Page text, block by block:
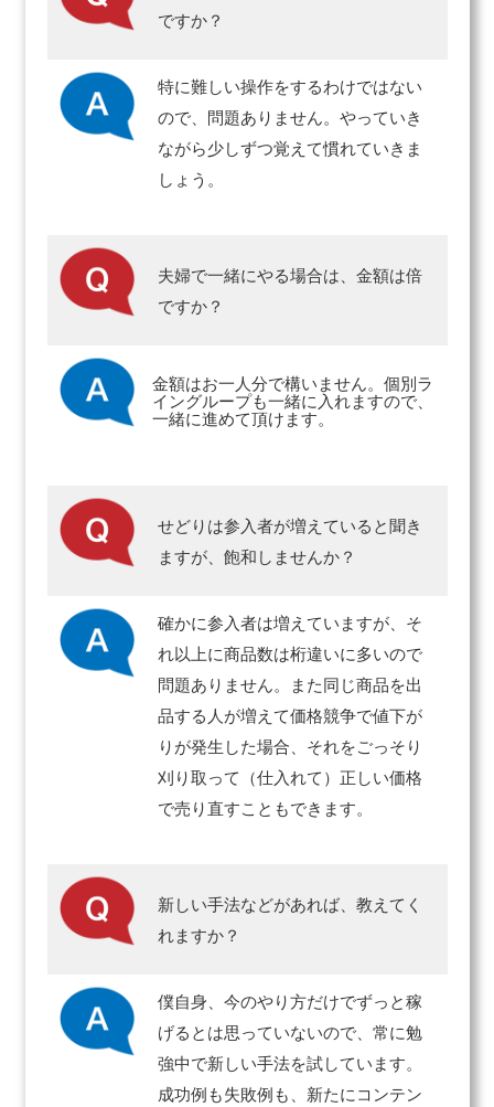
ですか？
特に難しい操作をするわけではない
ので、問題ありません。やっていき
ながら少しずつ覚えて慣れていきま
しょう。
夫婦で一緒にやる場合は、金額は倍
ですか？
金額はお一人分で構いません。個別ラ
イングループも一緒に入れますので、
一緒に進めて頂けます。
せどりは参入者が増えていると聞き
ますが、飽和しませんか？
確かに参入者は増えていますが、そ
れ以上に商品数は桁違いに多いので
問題ありません。また同じ商品を出
品する人が増えて価格競争で値下が
りが発生した場合、それをごっそり
刈り取って（仕入れて）正しい価格
で売り直すこともできます。
新しい手法などがあれば、教えてく
れますか？
僕自身、今のやり方だけでずっと稼
げるとは思っていないので、常に勉
強中で新しい手法を試しています。
成功例も失敗例も、新たにコンテン